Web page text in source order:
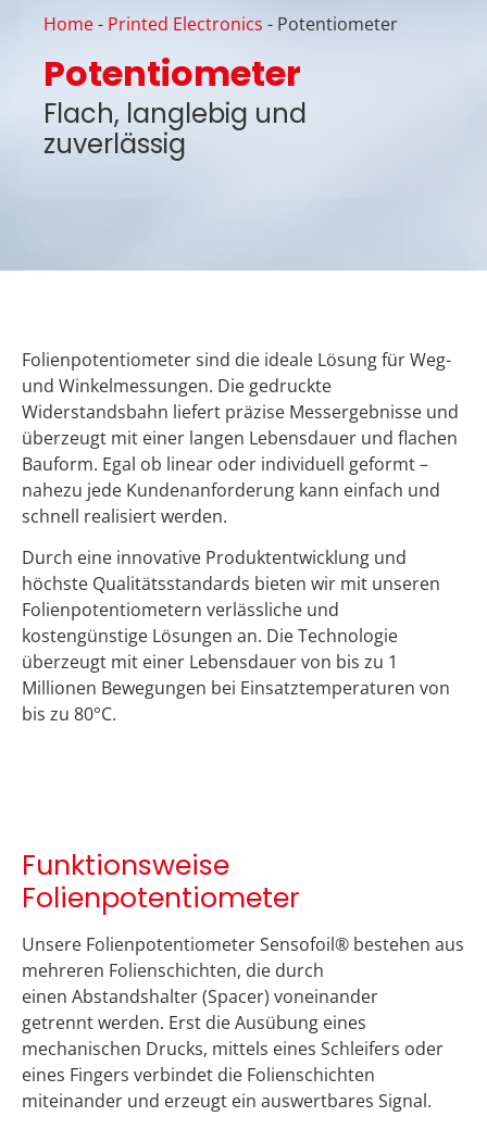
Home- Printed Electronics - Potentiometer
Potentiometer
Flach, langlebig und
zuverlässig
Folienpotentiometer sind die ideale Lösung für Weg-
und Winkelmessungen. Die gedruckte
Widerstandsbahn liefert präzise Messergebnisse und
überzeugt mit einer langen Lebensdauer und flachen
Bauform. Egal ob linear oder individuell geformt –
nahezu jede Kundenanforderung kann einfach und
schnell realisiert werden.​
Durch eine innovative Produktentwicklung und
höchste Qualitätsstandards bieten wir mit unseren
Folienpotentiometern verlässliche und
kostengünstige Lösungen an. Die Technologie
überzeugt mit einer Lebensdauer von bis zu 1
Millionen Bewegungen bei Einsatztemperaturen von
bis zu 80°C.
Funktionsweise
Folienpotentiometer
Unsere FolienpotentiometerSensofoil® bestehen aus
mehreren Folienschichten, die durch
einen Abstandshalter (Spacer) voneinander
getrenntwerden. Erst die Ausübung eines
mechanischen Drucks, mittels eines Schleifers oder
eines Fingers verbindet die Folienschichten
miteinander und erzeugt ein auswertbares Signal.